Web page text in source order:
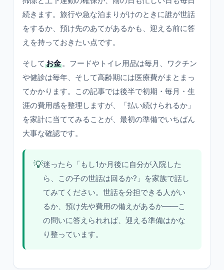
続きます。旅行や急な泊まりがけのときに誰が世話
をするか、預け先のあてがあるかも、迎える前に答
えを持っておきたい点です。
そして お金。フードやトイレ用品は毎月、ワクチン
や健診は毎年、そして高齢期には医療費がまとまっ
てかかります。この記事では後半で初期・毎月・生
涯の費用感を整理しますが、「払い続けられるか」
を家計に当ててみることが、最初の準備でいちばん
大事な確認です。
💡迷ったら「もし1か月後に自分が入院した
ら、この子の世話は回るか?」を家族で話し
てみてください。世話を分担できる人がい
るか、預け先や費用の備えがあるか——こ
の問いに答えられれば、迎える準備はかな
り整っています。